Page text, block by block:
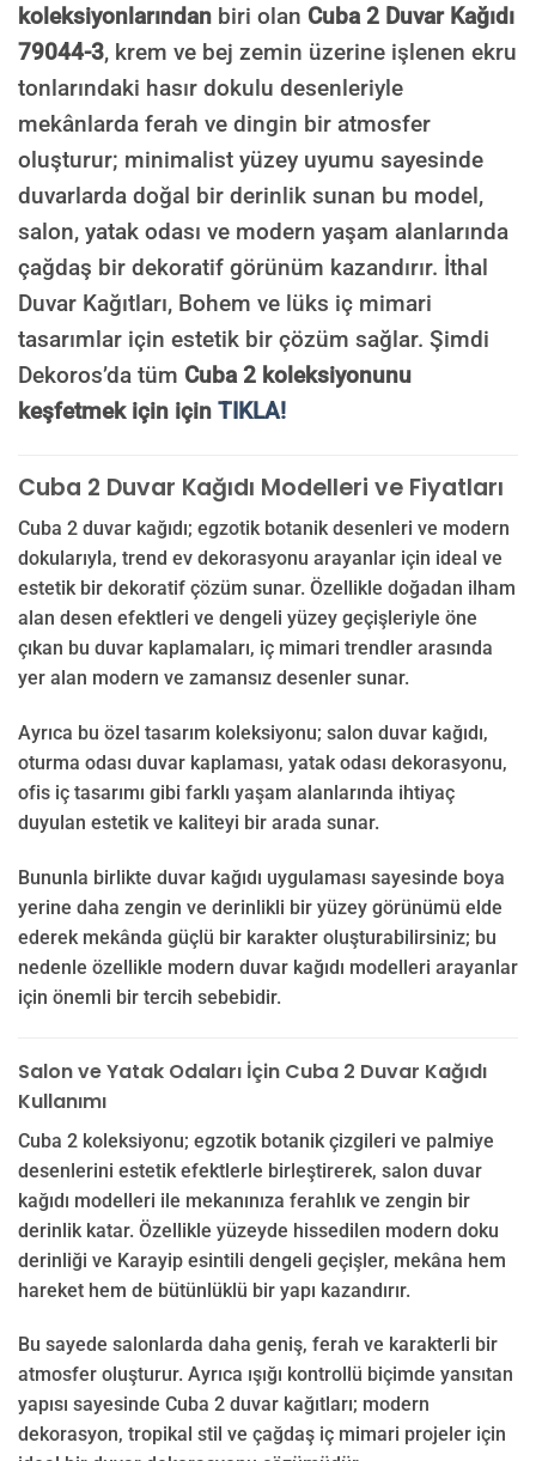
koleksiyonlarından biri olan Cuba 2 Duvar Kağıdı
79044-3, krem ve bej zemin üzerine işlenen ekru
tonlarındaki hasır dokulu desenleriyle
mekânlarda ferah ve dingin bir atmosfer
oluşturur; minimalist yüzey uyumu sayesinde
duvarlarda doğal bir derinlik sunan bu model,
salon, yatak odası ve modern yaşam alanlarında
çağdaş bir dekoratif görünüm kazandırır. İthal
Duvar Kağıtları, Bohem ve lüks iç mimari
tasarımlar için estetik bir çözüm sağlar. Şimdi
Dekoros’da tüm Cuba 2 koleksiyonunu
keşfetmek için için TIKLA!
Cuba 2 Duvar Kağıdı Modelleri ve Fiyatları
Cuba 2 duvar kağıdı; egzotik botanik desenleri ve modern
dokularıyla, trend ev dekorasyonu arayanlar için ideal ve
estetik bir dekoratif çözüm sunar. Özellikle doğadan ilham
alan desen efektleri ve dengeli yüzey geçişleriyle öne
çıkan bu duvar kaplamaları, iç mimari trendler arasında
yer alan modern ve zamansız desenler sunar.
Ayrıca bu özel tasarım koleksiyonu; salon duvar kağıdı,
oturma odası duvar kaplaması, yatak odası dekorasyonu,
ofis iç tasarımı gibi farklı yaşam alanlarında ihtiyaç
duyulan estetik ve kaliteyi bir arada sunar.
Bununla birlikte duvar kağıdı uygulaması sayesinde boya
yerine daha zengin ve derinlikli bir yüzey görünümü elde
ederek mekânda güçlü bir karakter oluşturabilirsiniz; bu
nedenle özellikle modern duvar kağıdı modelleri arayanlar
için önemli bir tercih sebebidir.
Salon ve Yatak Odaları İçin Cuba 2 Duvar Kağıdı
Kullanımı
Cuba 2 koleksiyonu; egzotik botanik çizgileri ve palmiye
desenlerini estetik efektlerle birleştirerek, salon duvar
kağıdı modelleri ile mekanınıza ferahlık ve zengin bir
derinlik katar. Özellikle yüzeyde hissedilen modern doku
derinliği ve Karayip esintili dengeli geçişler, mekâna hem
hareket hem de bütünlüklü bir yapı kazandırır.
Bu sayede salonlarda daha geniş, ferah ve karakterli bir
atmosfer oluşturur. Ayrıca ışığı kontrollü biçimde yansıtan
yapısı sayesinde Cuba 2 duvar kağıtları; modern
dekorasyon, tropikal stil ve çağdaş iç mimari projeler için